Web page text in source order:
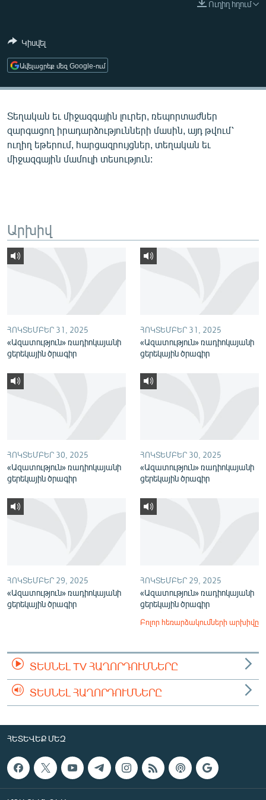
ՄԵԿՆԱԲԱՆՈՒԹՅՈՒՆ
ԿՈՐՈՆԱՎԻՐՈՒՍ
ԱՐԽԻՎ
ՏԵՍԱՆՅՈՒԹԵՐ
ՓՈԴՔԱՍԹ
Հայերեն
ՀԵՏԵՎԵՔ ՄԵԶ
Ուղիղ հղում
Կիսվել
Ավելացրեք մեզ Google-ում
Տեղական եւ միջազգային լուրեր, ռեպորտաժներ
զարգացող իրադարձությունների մասին, այդ թվում՝
ուղիղ եթերում, հարցազրույցներ, տեղական եւ
միջազգային մամուլի տեսություն:
Արխիվ
ՀՈԿՏԵՄԲԵՐ 31, 2025
«Ազատություն» ռադիոկայանի
ցերեկային ծրագիր
ՀՈԿՏԵՄԲԵՐ 31, 2025
«Ազատություն» ռադիոկայանի
ցերեկային ծրագիր
ՀՈԿՏԵՄԲԵՐ 30, 2025
«Ազատություն» ռադիոկայանի
ցերեկային ծրագիր
ՀՈԿՏԵՄԲԵՐ 30, 2025
«Ազատություն» ռադիոկայանի
ցերեկային ծրագիր
ՀՈԿՏԵՄԲԵՐ 29, 2025
«Ազատություն» ռադիոկայանի
ցերեկային ծրագիր
ՀՈԿՏԵՄԲԵՐ 29, 2025
«Ազատություն» ռադիոկայանի
ցերեկային ծրագիր
Բոլոր հեռարձակումների արխիվը
ՏԵՍՆԵԼ TV ՀԱՂՈՐԴՈՒՄՆԵՐԸ
ՏԵՍՆԵԼ ՀԱՂՈՐԴՈՒՄՆԵՐԸ
ՀԵՏԵՎԵՔ ՄԵԶ